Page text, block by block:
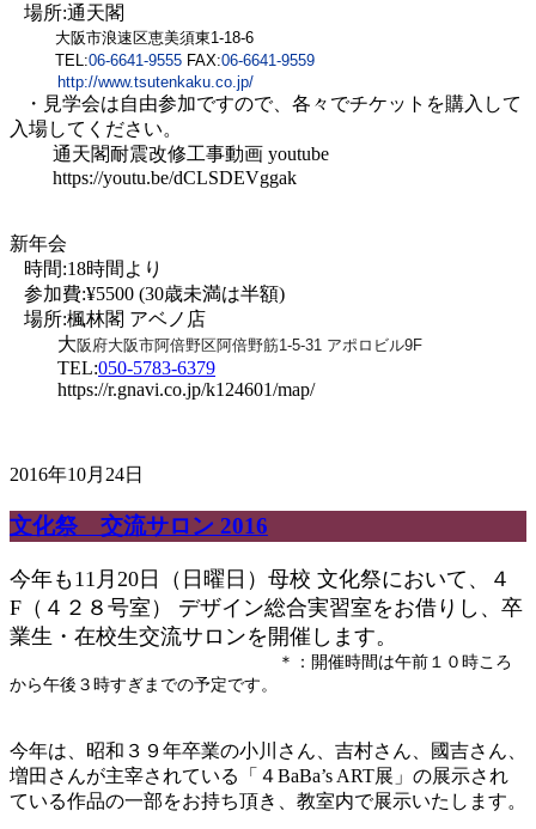
場所:通天閣
大阪市浪速区恵美須東1-18-6
TEL:06-6641-9555 FAX:06-6641-9559
http://www.tsutenkaku.co.jp/
・見学会は自由参加ですので、各々でチケットを購入して
入場してください。
通天閣耐震改修工事動画 youtube
https://youtu.be/dCLSDEVggak
新年会
時間:18時間より
参加費:¥5500 (30歳未満は半額)
場所:楓林閣 アベノ店
大阪府大阪市阿倍野区阿倍野筋1-5-31 アポロビル9F
TEL:050-5783-6379
https://r.gnavi.co.jp/k124601/map/
2016年10月24日
文化祭 交流サロン 2016
今年も11月20日（日曜日）母校 文化祭において、４
F（４２８号室） デザイン総合実習室をお借りし、卒
業生・在校生交流サロンを開催します。
＊：開催時間は午前１０時ころ
から午後３時すぎまでの予定です。
今年は、昭和３９年卒業の小川さん、吉村さん、國吉さん、
増田さんが主宰されている「４BaBa’s ART展」の展示され
ている作品の一部をお持ち頂き、教室内で展示いたします。